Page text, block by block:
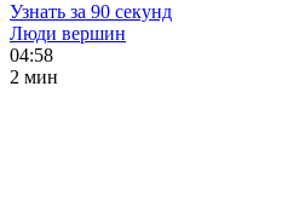
Узнать за 90 секунд
Люди вершин
04:58
2 мин